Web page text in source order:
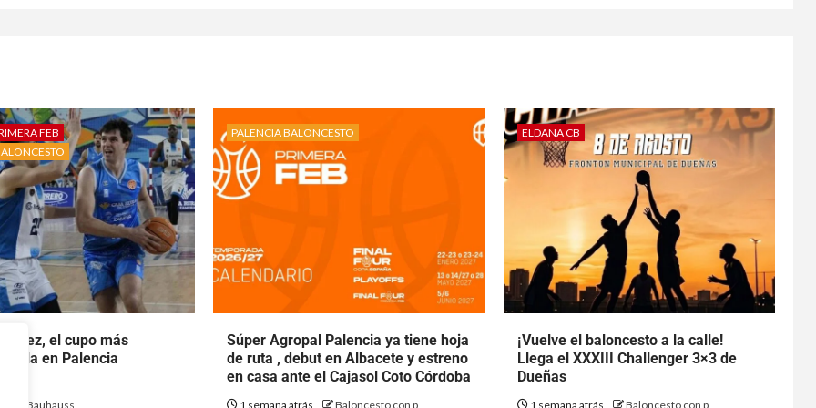
FEB
el cupo más
en Palencia
Bauhauss
PALENCIA BALONCESTO
Súper Agropal Palencia ya tiene hoja
de ruta , debut en Albacete y estreno
en casa ante el Cajasol Coto Córdoba
1 semana atrás Baloncesto con p
ELDANA CB
¡Vuelve el baloncesto a la calle!
Llega el XXXIII Challenger 3×3 de
Dueñas
1 semana atrás Baloncesto con p